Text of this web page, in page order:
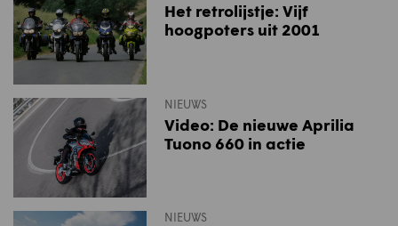
Het retrolijstje: Vijf
hoogpoters uit 2001
NIEUWS
Video: De nieuwe Aprilia
Tuono 660 in actie
NIEUWS